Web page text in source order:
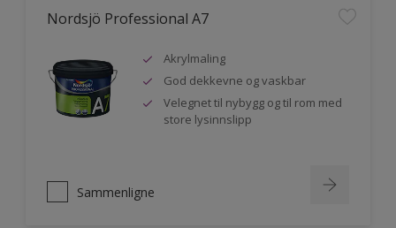
Nordsjö Professional A7
Akrylmaling
God dekkevne og vaskbar
Velegnet til nybygg og til rom med
store lysinnslipp
Sammenligne